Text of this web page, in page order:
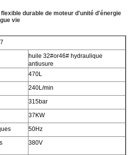
durable de moteur d'unité d'énergie
vie
huile 32#or46# hydraulique
antiusure
470L
240L/min
315bar
37KW
50Hz
380V